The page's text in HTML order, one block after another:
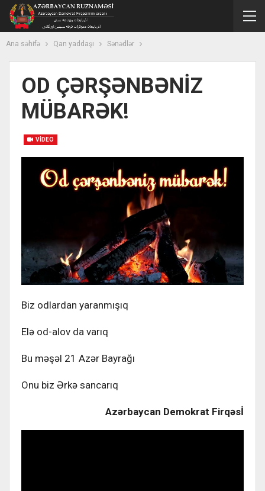
Ana səhifə Qan yaddaşı Sənədlər
OD ÇƏRŞƏNBƏNİZ
MÜBARƏK!
VIDEO
Biz odlardan yaranmışıq
Elə od-alov da varıq
Bu məşəl 21 Azər Bayrağı
Onu biz Ərkə sancarıq
Azərbaycan Demokrat Firqəsİ